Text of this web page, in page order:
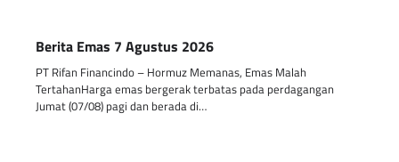
Berita Emas 7 Agustus 2026
PT Rifan Financindo – Hormuz Memanas, Emas Malah
TertahanHarga emas bergerak terbatas pada perdagangan
Jumat (07/08) pagi dan berada di…